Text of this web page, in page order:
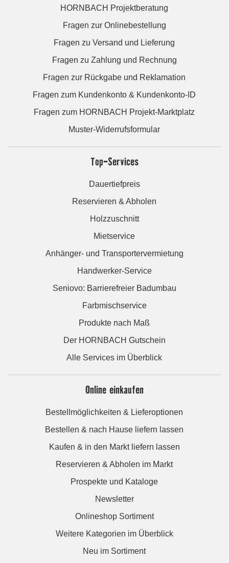
HORNBACH Projektberatung
Fragen zur Onlinebestellung
Fragen zu Versand und Lieferung
Fragen zu Zahlung und Rechnung
Fragen zur Rückgabe und Reklamation
Fragen zum Kundenkonto & Kundenkonto-ID
Fragen zum HORNBACH Projekt-Marktplatz
Muster-Widerrufsformular
Top-Services
Dauertiefpreis
Reservieren & Abholen
Holzzuschnitt
Mietservice
Anhänger- und Transportervermietung
Handwerker-Service
Seniovo: Barrierefreier Badumbau
Farbmischservice
Produkte nach Maß
Der HORNBACH Gutschein
Alle Services im Überblick
Online einkaufen
Bestellmöglichkeiten & Lieferoptionen
Bestellen & nach Hause liefern lassen
Kaufen & in den Markt liefern lassen
Reservieren & Abholen im Markt
Prospekte und Kataloge
Newsletter
Onlineshop Sortiment
Weitere Kategorien im Überblick
Neu im Sortiment